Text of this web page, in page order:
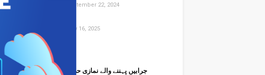
September 22, 2024
July 16, 2025
جرابیں پہننے والے نمازی حضرات